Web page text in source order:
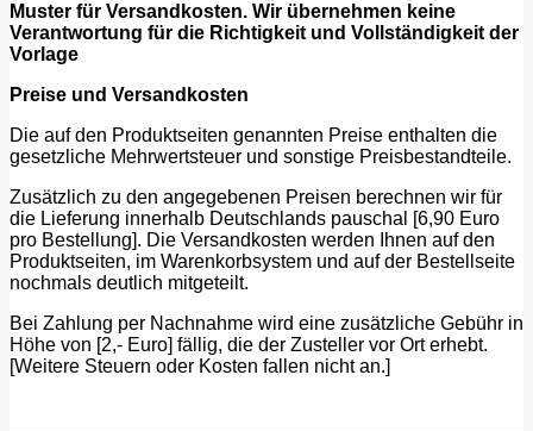
Muster für Versandkosten. Wir übernehmen keine
Verantwortung für die Richtigkeit und Vollständigkeit der
Vorlage
Preise und Versandkosten
Die auf den Produktseiten genannten Preise enthalten die
gesetzliche Mehrwertsteuer und sonstige Preisbestandteile.
Zusätzlich zu den angegebenen Preisen berechnen wir für
die Lieferung innerhalb Deutschlands pauschal [6,90 Euro
pro Bestellung]. Die Versandkosten werden Ihnen auf den
Produktseiten, im Warenkorbsystem und auf der Bestellseite
nochmals deutlich mitgeteilt.
Bei Zahlung per Nachnahme wird eine zusätzliche Gebühr in
Höhe von [2,- Euro] fällig, die der Zusteller vor Ort erhebt.
[Weitere Steuern oder Kosten fallen nicht an.]